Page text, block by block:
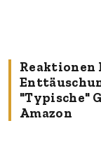
Reaktionen
"typische"
Amazon